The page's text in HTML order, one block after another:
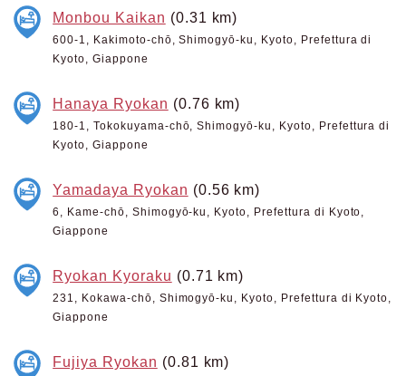
Monbou Kaikan (0.31 km)
600-1, Kakimoto-chō, Shimogyō-ku, Kyoto, Prefettura di
Kyoto, Giappone
Hanaya Ryokan (0.76 km)
180-1, Tokokuyama-chō, Shimogyō-ku, Kyoto, Prefettura di
Kyoto, Giappone
Yamadaya Ryokan (0.56 km)
6, Kame-chō, Shimogyō-ku, Kyoto, Prefettura di Kyoto,
Giappone
Ryokan Kyoraku (0.71 km)
231, Kokawa-chō, Shimogyō-ku, Kyoto, Prefettura di Kyoto,
Giappone
Fujiya Ryokan (0.81 km)